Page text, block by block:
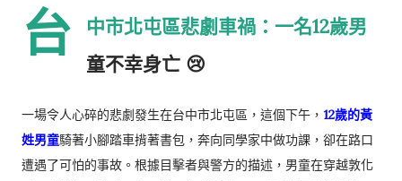
台
中市北屯區悲劇車禍：一名12歲男
童不幸身亡 😢
一場令人心碎的悲劇發生在台中市北屯區，這個下午， 12歲的黃
姓男童騎著小腳踏車揹著書包，奔向同學家中做功課，卻在路口
遭遇了可怕的事故。根據目擊者與警方的描述，男童在穿越敦化